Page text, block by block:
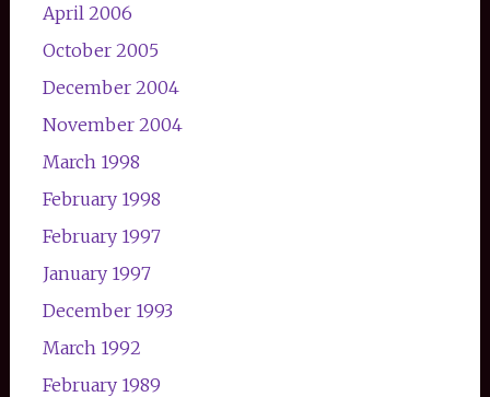
April 2006
October 2005
December 2004
November 2004
March 1998
February 1998
February 1997
January 1997
December 1993
March 1992
February 1989